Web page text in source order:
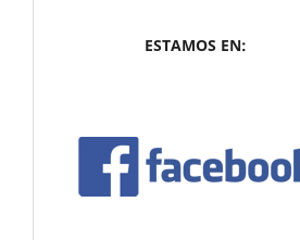
ESTAMOS EN: